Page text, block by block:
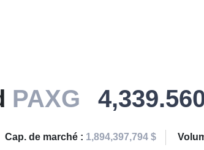
PAXG
Cap. de marché : 1,894,397,794 $